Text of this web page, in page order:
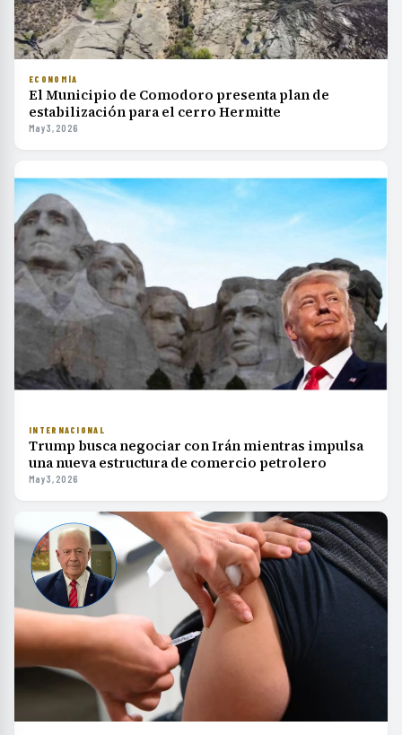
ECONOMÍA
El Municipio de Comodoro presenta plan de
estabilización para el cerro Hermitte
May 3, 2026
INTERNACIONAL
Trump busca negociar con Irán mientras impulsa
una nueva estructura de comercio petrolero
May 3, 2026